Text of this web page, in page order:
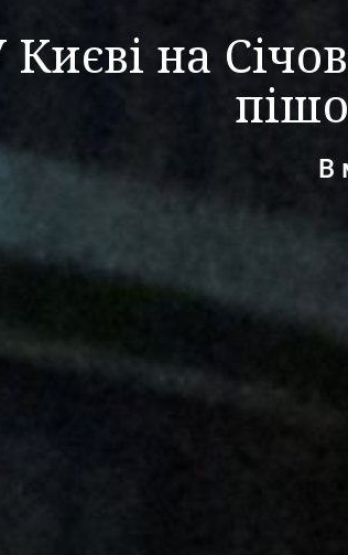
Києві на
В